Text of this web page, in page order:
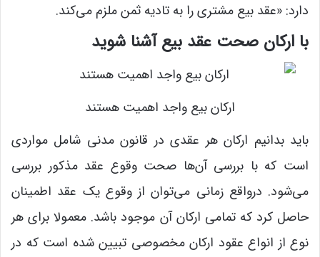
دارد: «عقد بیع مشتری را به تادیه ثمن ملزم می‌کند.
با ارکان صحت عقد بیع آشنا شوید
ارکان بیع واجد اهمیت هستند
باید بدانیم ارکان هر عقدی در قانون مدنی شامل مواردی
است که با بررسی آن‌ها صحت وقوع عقد مذکور بررسی
می‌شود. درواقع زمانی می‌توان از وقوع یک عقد اطمینان
حاصل کرد که تمامی ارکان آن موجود باشد. معمولا برای هر
نوع از انواع عقود ارکان مخصوصی تبیین شده است که در